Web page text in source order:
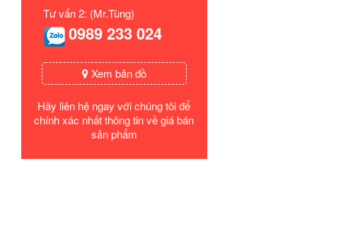
Tư vấn 2: (Mr.Tùng)
0989 233 024
Xem bản đồ
Hãy liên hệ ngay với chúng tôi để
chính xác nhất thông tin về giá bán
sản phẩm